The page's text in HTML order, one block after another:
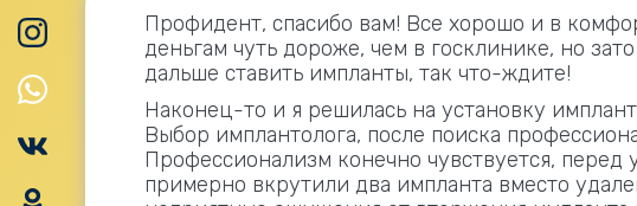
Профидент, спасибо вам! Все хорошо и в
деньгам чуть дороже, чем в госклинике, но
дальше ставить импланты, так что-ждите!
Наконец-то и я решилась на установку
Выбор имплантолога, после поиска
Профессионализм конечно чувствуется,
примерно вкрутили два импланта вместо